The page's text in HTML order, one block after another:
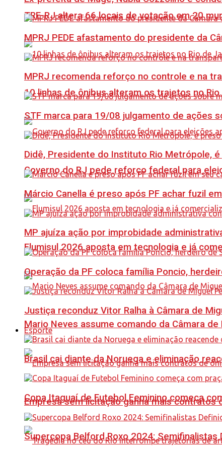
TRE-RJ altera 66 locais de votação em 20
10 linhas de ônibus alteram os trajetos no
Governo do RJ pede reforço federal para
Flumisul 2026 aposta em tecnologia e já
Mario Neves assume comando da Câmara
Empresa sem licitação ganha mais contratos
MPRJ PEDE afastamento do presidente da
MPRJ recomenda reforço no controle e na
STF marca para 19/08 julgamento de ações
Didê, Presidente do Instituto Rio Metrópole,
Márcio Canella é preso após PF achar fuzil
MP ajuíza ação por improbidade
Operação da PF coloca família Poncio,
Justiça reconduz Vitor Ralha à Câmara de
Esporte
Brasil cai diante da Noruega e eliminação
Copa Itaguaí de Futebol Feminino começa
Supercopa Belford Roxo 2024: Semifinalistas